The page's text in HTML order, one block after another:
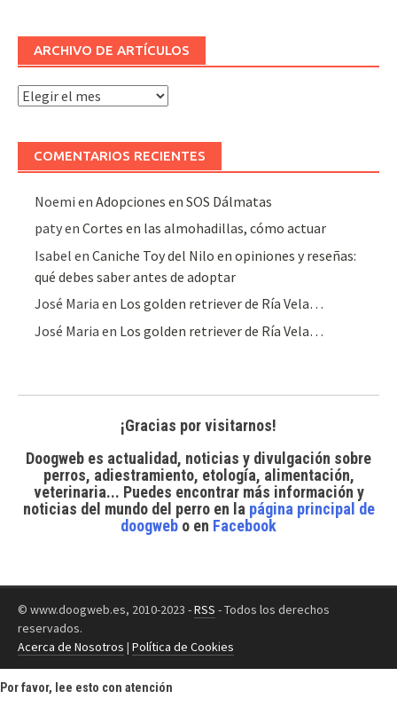
ARCHIVO DE ARTÍCULOS
Archivo
COMENTARIOS RECIENTES
Noemi enAdopciones en SOS Dálmatas
patyenCortes en las almohadillas, cómo actuar
Isabel enCaniche Toy del Nilo en opiniones y reseñas:
qué debes saber antes de adoptar
José Maria en Los golden retriever de Ría Vela…
José Maria en Los golden retriever de Ría Vela…
¡Gracias por visitarnos!
Doogweb es actualidad, noticias y divulgación sobre
perros, adiestramiento, etología, alimentación,
veterinaria... Puedes encontrar más información y
noticias del mundo del perroen la página principal de
doogweb o en Facebook
© www.doogweb.es, 2010-2023 -RSS - Todos los derechos
reservados.
Acerca de Nosotros | Política de Cookies
Por favor, lee esto con atención